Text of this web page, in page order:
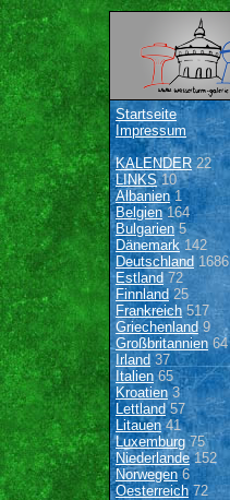
Startseite
Impressum
KALENDER22
LINKS10
Albanien1
Belgien164
Bulgarien 5
Dänemark142
Deutschland 1686
Estland 72
Finnland 25
Frankreich517
Griechenland9
Großbritannien64
Irland 37
Italien65
Kroatien3
Lettland57
Litauen41
Luxemburg 75
Niederlande152
Norwegen6
Oesterreich72